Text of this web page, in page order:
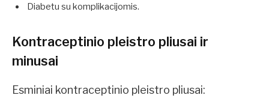
Diabetu su komplikacijomis.
Kontraceptinio pleistro pliusai ir
minusai
Esminiai kontraceptinio pleistro pliusai: